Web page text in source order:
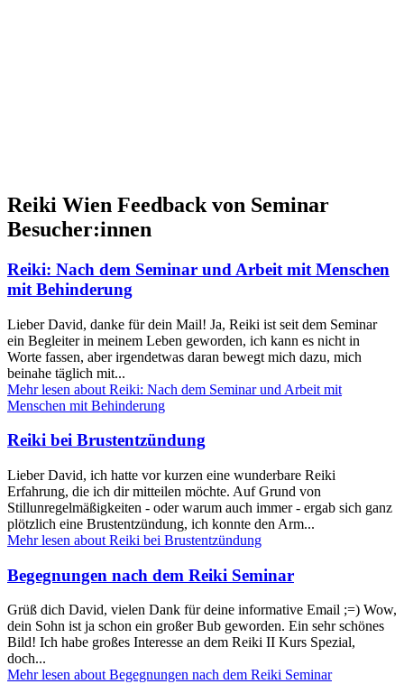
Reiki Wien Feedback von Seminar
Besucher:innen
Reiki: Nach dem Seminar und Arbeit mit Menschen
mit Behinderung
Lieber David, danke für dein Mail! Ja, Reiki ist seit dem Seminar
ein Begleiter in meinem Leben geworden, ich kann es nicht in
Worte fassen, aber irgendetwas daran bewegt mich dazu, mich
beinahe täglich mit...
Mehr lesen about Reiki: Nach dem Seminar und Arbeit mit
Menschen mit Behinderung
Reiki bei Brustentzündung
Lieber David, ich hatte vor kurzen eine wunderbare Reiki
Erfahrung, die ich dir mitteilen möchte. Auf Grund von
Stillunregelmäßigkeiten - oder warum auch immer - ergab sich ganz
plötzlich eine Brustentzündung, ich konnte den Arm...
Mehr lesen about Reiki bei Brustentzündung
Begegnungen nach dem Reiki Seminar
Grüß dich David, vielen Dank für deine informative Email ;=) Wow,
dein Sohn ist ja schon ein großer Bub geworden. Ein sehr schönes
Bild! Ich habe großes Interesse an dem Reiki II Kurs Spezial,
doch...
Mehr lesen about Begegnungen nach dem Reiki Seminar